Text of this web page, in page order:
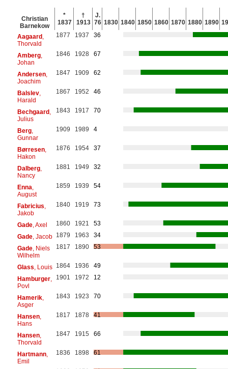
Christian
Barnekow
*
1837
†
1913
J.
76 1830 1840 1850 1860 1870 1880 1890
Aagaard,
Thorvald
1877 1937 36
Amberg,
Johan
1846 1928 67
Andersen,
Joachim
1847 1909 62
Balslev,
Harald
1867 1952 46
Bechgaard,
Julius
1843 1917 70
Berg,
Gunnar
1909 1989 4
Børresen,
Hakon
1876 1954 37
Dalberg,
Nancy
1881 1949 32
Enna
August
1859 1939 54
Fabricius
Jakob
1840 1919 73
Gade, Axel 1860 1921
53
Gade, Jacob 1879 1963
34
Gade, Niels
Wilhelm
1817 1890 53
Glass , Louis 1864 1936
49
Hamburger,
Povl
1901 1972 12
Hamerik,
Asger
1843 1923 70
Hansen,
Hans
1817 1878 41
Hansen,
Thorvald
1847 1915 66
Hartmann,
Emil
1836 1898 61